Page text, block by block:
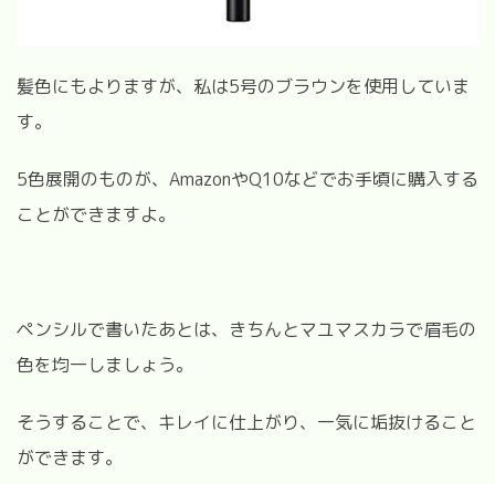
髪色にもよりますが、私は5号のブラウンを使用していま
す。
5色展開のものが、AmazonやQ10などでお手頃に購入する
ことができますよ。
ペンシルで書いたあとは、きちんとマユマスカラで眉毛の
色を均一しましょう。
そうすることで、キレイに仕上がり、一気に垢抜けること
ができます。